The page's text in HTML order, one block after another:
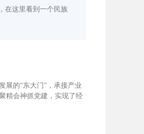
在这里看到一个民族
展的“东大门”，承接产业
精会神抓党建，实现了经